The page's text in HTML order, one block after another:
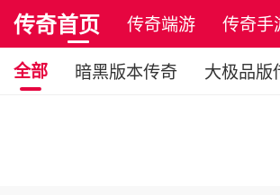
传奇首页 传奇端游 传奇手
全部
暗黑版本传奇 大极品版